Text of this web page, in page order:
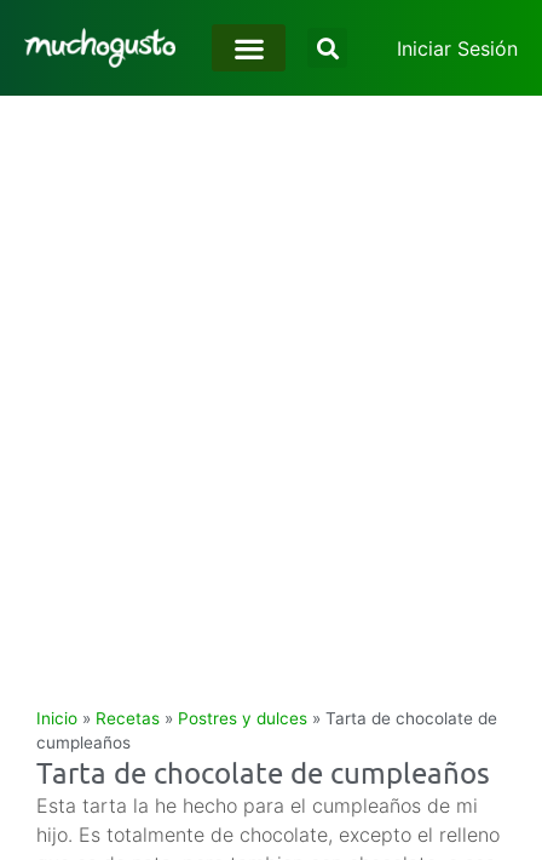
Iniciar Sesión
Inicio » Recetas » Postres y dulces » Tarta de chocolate de
cumpleaños
Tarta de chocolate de cumpleaños
Esta tarta la he hecho para el cumpleaños de mi
hijo. Es totalmente de chocolate, excepto el relleno